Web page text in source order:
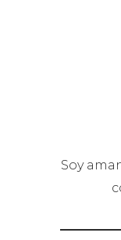
Soy